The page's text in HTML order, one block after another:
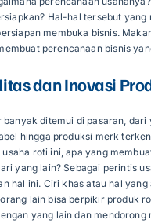
Hal-hal tersebut yang
membuka bisnis.
perencanaan bisnis
dan Inovasi
banyak ditemui di pasaran, dari
hingga produksi merk
usaha roti ini, apa yang
yang lain? Sebagai perintis
hal ini. Ciri khas atau hal yang
lain bisa berpikir produk
yang lain dan mendorong